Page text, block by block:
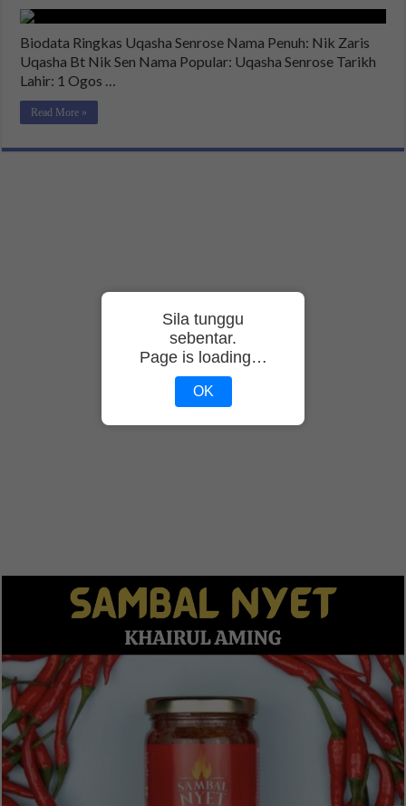
Biodata Ringkas Uqasha Senrose Nama Penuh: Nik Zaris
Uqasha Bt Nik Sen Nama Popular: Uqasha Senrose Tarikh
Lahir: 1 Ogos …
Read More »
Sila tunggu
sebentar.
Page is loading…
OK